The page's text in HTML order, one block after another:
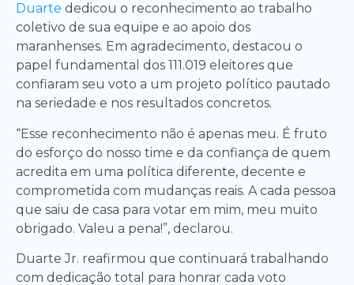
Duarte dedicou o reconhecimento ao trabalho
coletivo de sua equipe e ao apoio dos
maranhenses. Em agradecimento, destacou o
papel fundamental dos 111.019 eleitores que
confiaram seu voto a um projeto político pautado
na seriedade e nos resultados concretos.
“Esse reconhecimento não é apenas meu. É fruto
do esforço do nosso time e da confiança de quem
acredita em uma política diferente, decente e
comprometida com mudanças reais. A cada pessoa
que saiu de casa para votar em mim, meu muito
obrigado. Valeu a pena!”, declarou.
Duarte Jr. reafirmou que continuará trabalhando
com dedicação total para honrar cada voto